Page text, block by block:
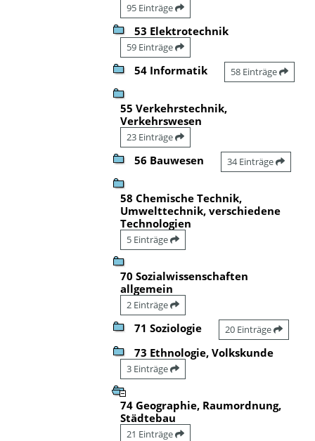
95 Einträge
53 Elektrotechnik
59 Einträge
54 Informatik 58 Einträge
55 Verkehrstechnik,
Verkehrswesen
23 Einträge
56 Bauwesen 34 Einträge
58 Chemische Technik,
Umwelttechnik, verschiedene
Technologien
5 Einträge
70 Sozialwissenschaften
allgemein
2 Einträge
71 Soziologie 20 Einträge
73 Ethnologie, Volkskunde
3 Einträge
74 Geographie, Raumordnung,
Städtebau
21 Einträge